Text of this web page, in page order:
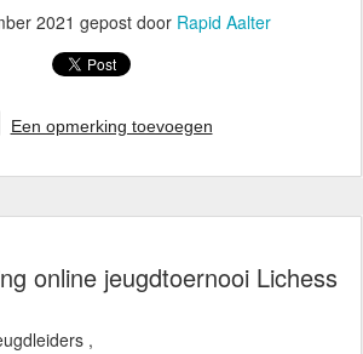
2021 gepost door Rapid Aalter
Een opmerking toevoegen
online jeugdtoernooi Lichess
,